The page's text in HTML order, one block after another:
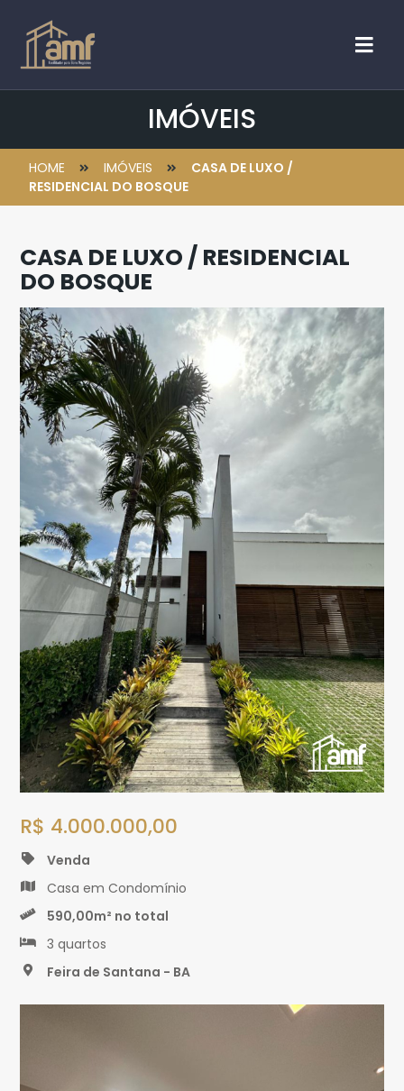
IMÓVEIS
HOME IMÓVEIS
CASA DE LUXO /
RESIDENCIAL DO BOSQUE
CASA DE LUXO / RESIDENCIAL
DO BOSQUE
R$ 4.000.000,00
Venda
Casa em Condomínio
590,00m² no total
3 quartos
Feira de Santana - BA